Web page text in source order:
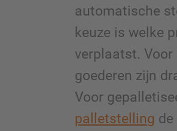
automatische
keuze is welke
verplaatst. Voor
goederen zijn
Voor
palletstelling